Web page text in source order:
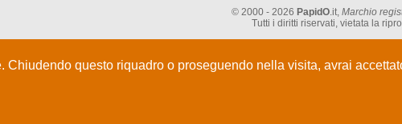
© 2000 - 2026 PapidO.it, Marchio
Tutti i diritti riservati, vietata la
Chiudendo questo riquadro o proseguendo nella visita, avrai